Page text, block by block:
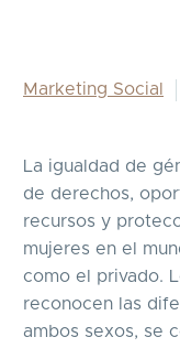
Marketing Social
La igualdad de
de derechos,
recursos y
mujeres en el
como el privado.
reconocen las
ambos sexos, se